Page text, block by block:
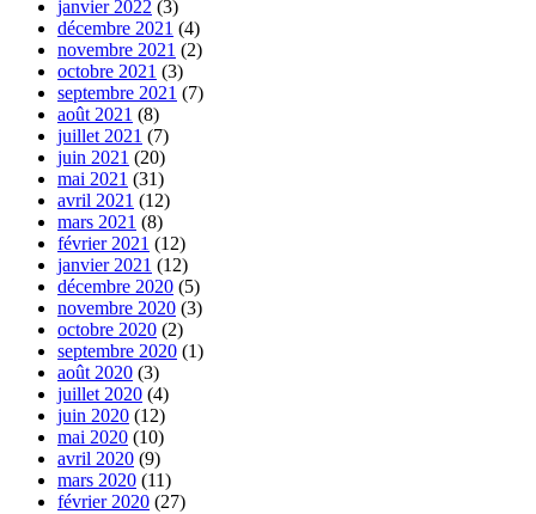
janvier 2022 (3)
décembre 2021 (4)
novembre 2021 (2)
octobre 2021 (3)
septembre 2021 (7)
août 2021 (8)
juillet 2021 (7)
juin 2021 (20)
mai 2021 (31)
avril 2021 (12)
mars 2021 (8)
février 2021 (12)
janvier 2021 (12)
décembre 2020 (5)
novembre 2020 (3)
octobre 2020 (2)
septembre 2020 (1)
août 2020 (3)
juillet 2020 (4)
juin 2020 (12)
mai 2020 (10)
avril 2020 (9)
mars 2020 (11)
février 2020 (27)